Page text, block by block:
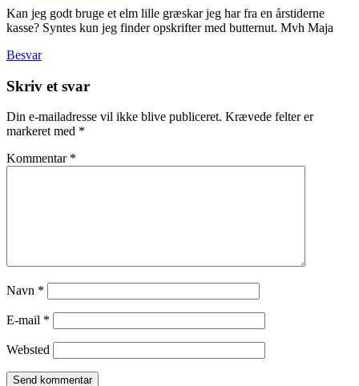
Kan jeg godt bruge et elm lille græskar jeg har fra en årstiderne
kasse? Syntes kun jeg finder opskrifter med butternut. Mvh Maja
Besvar
Skriv et svar
Din e-mailadresse vil ikke blive publiceret. Krævede felter er
markeret med *
Kommentar *
Navn *
E-mail *
Websted